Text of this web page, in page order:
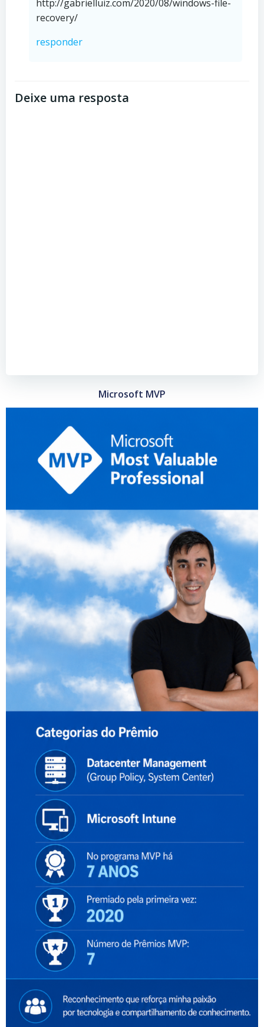
http://gabrielluiz.com/2020/08/windows-file-
recovery/
responder
Deixe uma resposta
Microsoft MVP